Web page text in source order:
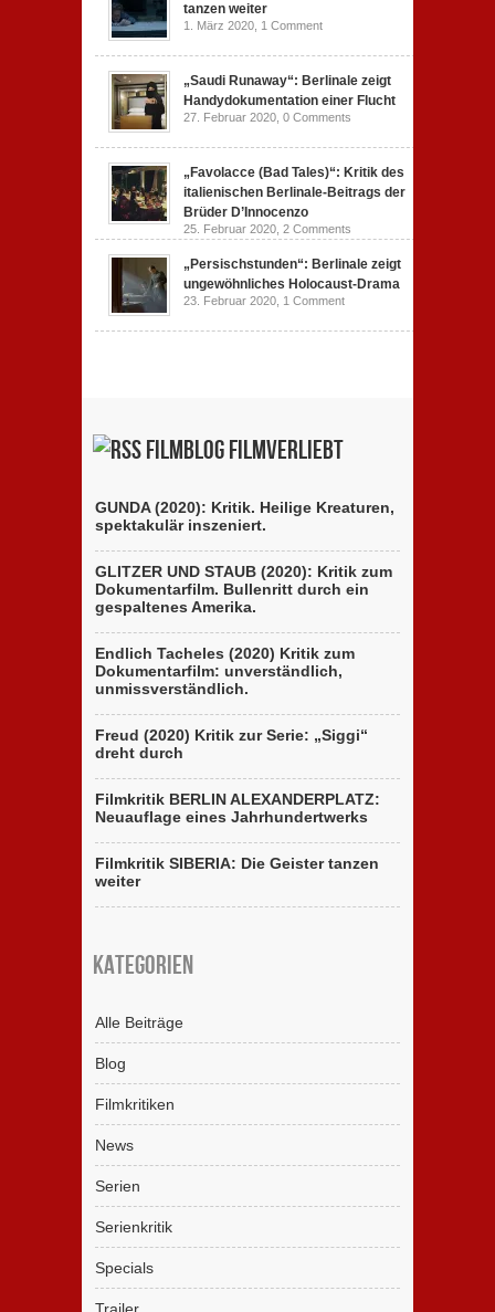
tanzen weiter
1. März 2020, 1 Comment
„Saudi Runaway“: Berlinale zeigt
Handydokumentation einer Flucht
27. Februar 2020, 0 Comments
„Favolacce (Bad Tales)“: Kritik des
italienischen Berlinale-Beitrags der
Brüder D’Innocenzo
25. Februar 2020, 2 Comments
„Persischstunden“: Berlinale zeigt
ungewöhnliches Holocaust-Drama
23. Februar 2020, 1 Comment
Filmblog filmverliebt
GUNDA (2020): Kritik. Heilige Kreaturen,
spektakulär inszeniert.
GLITZER UND STAUB (2020): Kritik zum
Dokumentarfilm. Bullenritt durch ein
gespaltenes Amerika.
Endlich Tacheles (2020) Kritik zum
Dokumentarfilm: unverständlich,
unmissverständlich.
Freud (2020) Kritik zur Serie: „Siggi“
dreht durch
Filmkritik BERLIN ALEXANDERPLATZ:
Neuauflage eines Jahrhundertwerks
Filmkritik SIBERIA: Die Geister tanzen
weiter
Kategorien
Alle Beiträge
Blog
Filmkritiken
News
Serien
Serienkritik
Specials